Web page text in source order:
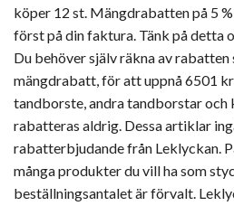
köper 12 st. Mängdrabatten på 5
först på din faktura. Tänk på detta
Du behöver själv räkna av
mängdrabatt, för att uppnå 6501
tandborste, andra tandborstar och
rabatteras aldrig. Dessa artiklar
rabatterbjudande från Leklyckan.
många produkter du vill ha som
beställningsantalet är förvalt.